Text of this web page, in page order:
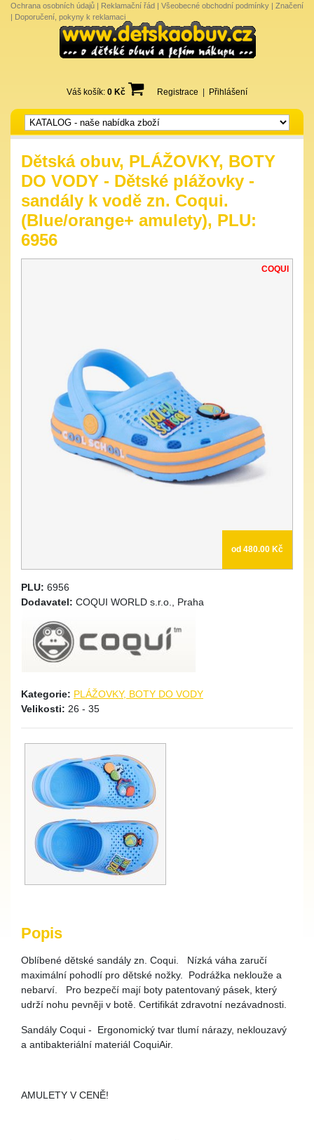
Ochrana osobních údajů | Reklamační řád | Všeobecné obchodní podmínky | Značení
| Doporučení, pokyny k reklamaci
Váš košík: 0 Kč Registrace Přihlášení
Dětská obuv, PLÁŽOVKY, BOTY
DO VODY - Dětské plážovky -
sandály k vodě zn. Coqui.
(Blue/orange+ amulety), PLU:
6956
COQUI
od 480.00 Kč
PLU: 6956
Dodavatel: COQUI WORLD s.r.o., Praha
Kategorie: PLÁŽOVKY, BOTY DO VODY
Velikosti: 26 - 35
Popis
Oblíbené dětské sandály zn. Coqui. Nízká váha zaručí
maximální pohodlí pro dětské nožky. Podrážka neklouže a
nebarví. Pro bezpečí mají boty patentovaný pásek, který
udrží nohu pevněji v botě. Certifikát zdravotní nezávadnosti.
Sandály Coqui - Ergonomický tvar tlumí nárazy, neklouzavý
a antibakteriální materiál CoquiAir.
AMULETY V CENĚ!